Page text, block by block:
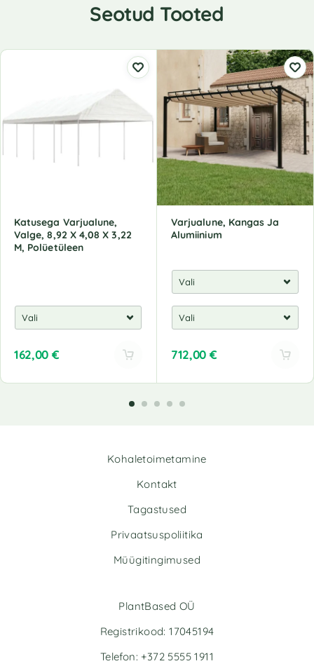
Seotud Tooted
Katusega Varjualune,
Valge, 8,92 X 4,08 X 3,22
M, Polüetüleen
162,00 €
Varjualune, Kangas Ja
Alumiinium
712,00 €
t
a
t
v
:
Kohaletoimetamine
Kontakt
Tagastused
Privaatsuspoliitika
Müügitingimused
PlantBased OÜ
Registrikood: 17045194
Telefon: +372 5555 1911